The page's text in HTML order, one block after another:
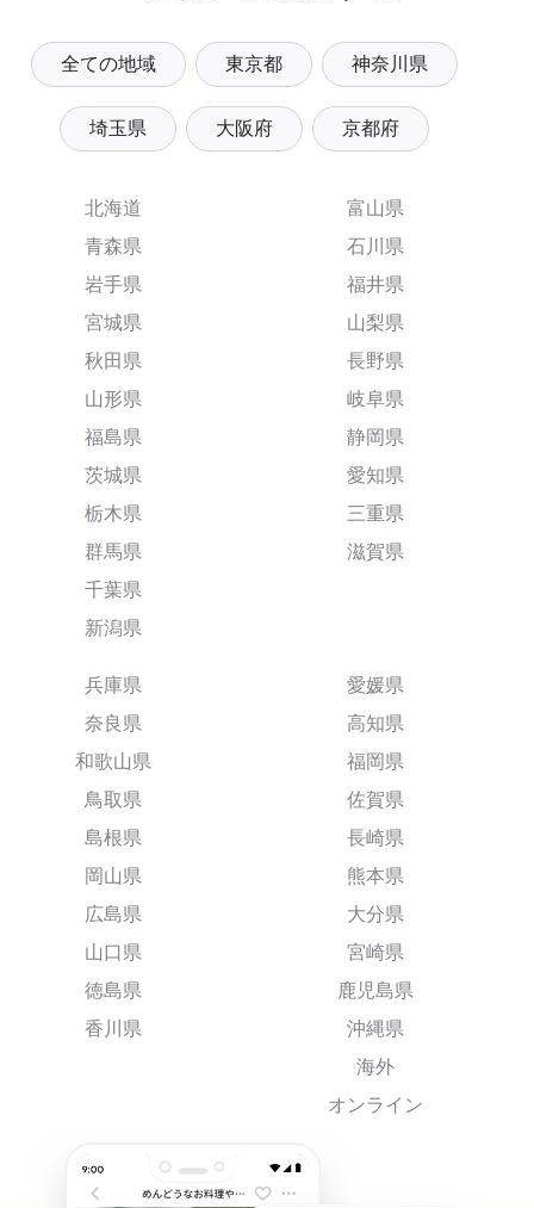
全ての地域 東京都 神奈川県
埼玉県 大阪府 京都府
北海道
青森県
岩手県
宮城県
秋田県
山形県
福島県
茨城県
栃木県
群馬県
千葉県
新潟県
富山県
石川県
福井県
山梨県
長野県
岐阜県
静岡県
愛知県
三重県
滋賀県
兵庫県
奈良県
和歌山県
鳥取県
島根県
岡山県
広島県
山口県
徳島県
香川県
愛媛県
高知県
福岡県
佐賀県
長崎県
熊本県
大分県
宮崎県
鹿児島県
沖縄県
海外
オンライン